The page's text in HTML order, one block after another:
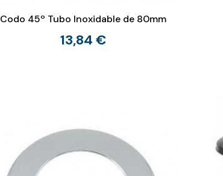
Codo 45º Tubo Inoxidable de 80mm
13,84 €